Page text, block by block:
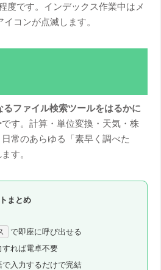
度です。インデックス作業中はメ
コンが点滅します。
るファイル検索ツールをはるかに
です。計算・単位変換・天気・株
常のあらゆる「素早く調べた
す。
まとめ
で即座に呼び出せる
れば電卓不要
入力するだけで完結